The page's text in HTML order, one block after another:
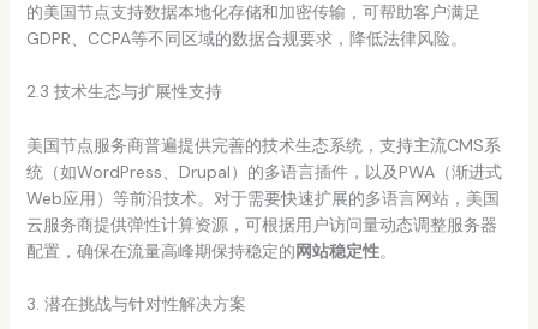
的美国节点支持数据本地化存储和加密传输，可帮助客户满足
GDPR、CCPA等不同区域的数据合规要求，降低法律风险。
2.3 技术生态与扩展性支持
美国节点服务商普遍提供完善的技术生态系统，支持主流CMS系
统（如WordPress、Drupal）的多语言插件，以及PWA（渐进式
Web应用）等前沿技术。对于需要快速扩展的多语言网站，美国
云服务商提供弹性计算资源，可根据用户访问量动态调整服务器
配置，确保在流量高峰期保持稳定的网站稳定性。
3. 潜在挑战与针对性解决方案